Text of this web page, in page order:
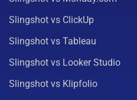
Slingshot vs ClickUp
Slingshot vs Tableau
Slingshot vs Looker Studio
Slingshot vs Klipfolio